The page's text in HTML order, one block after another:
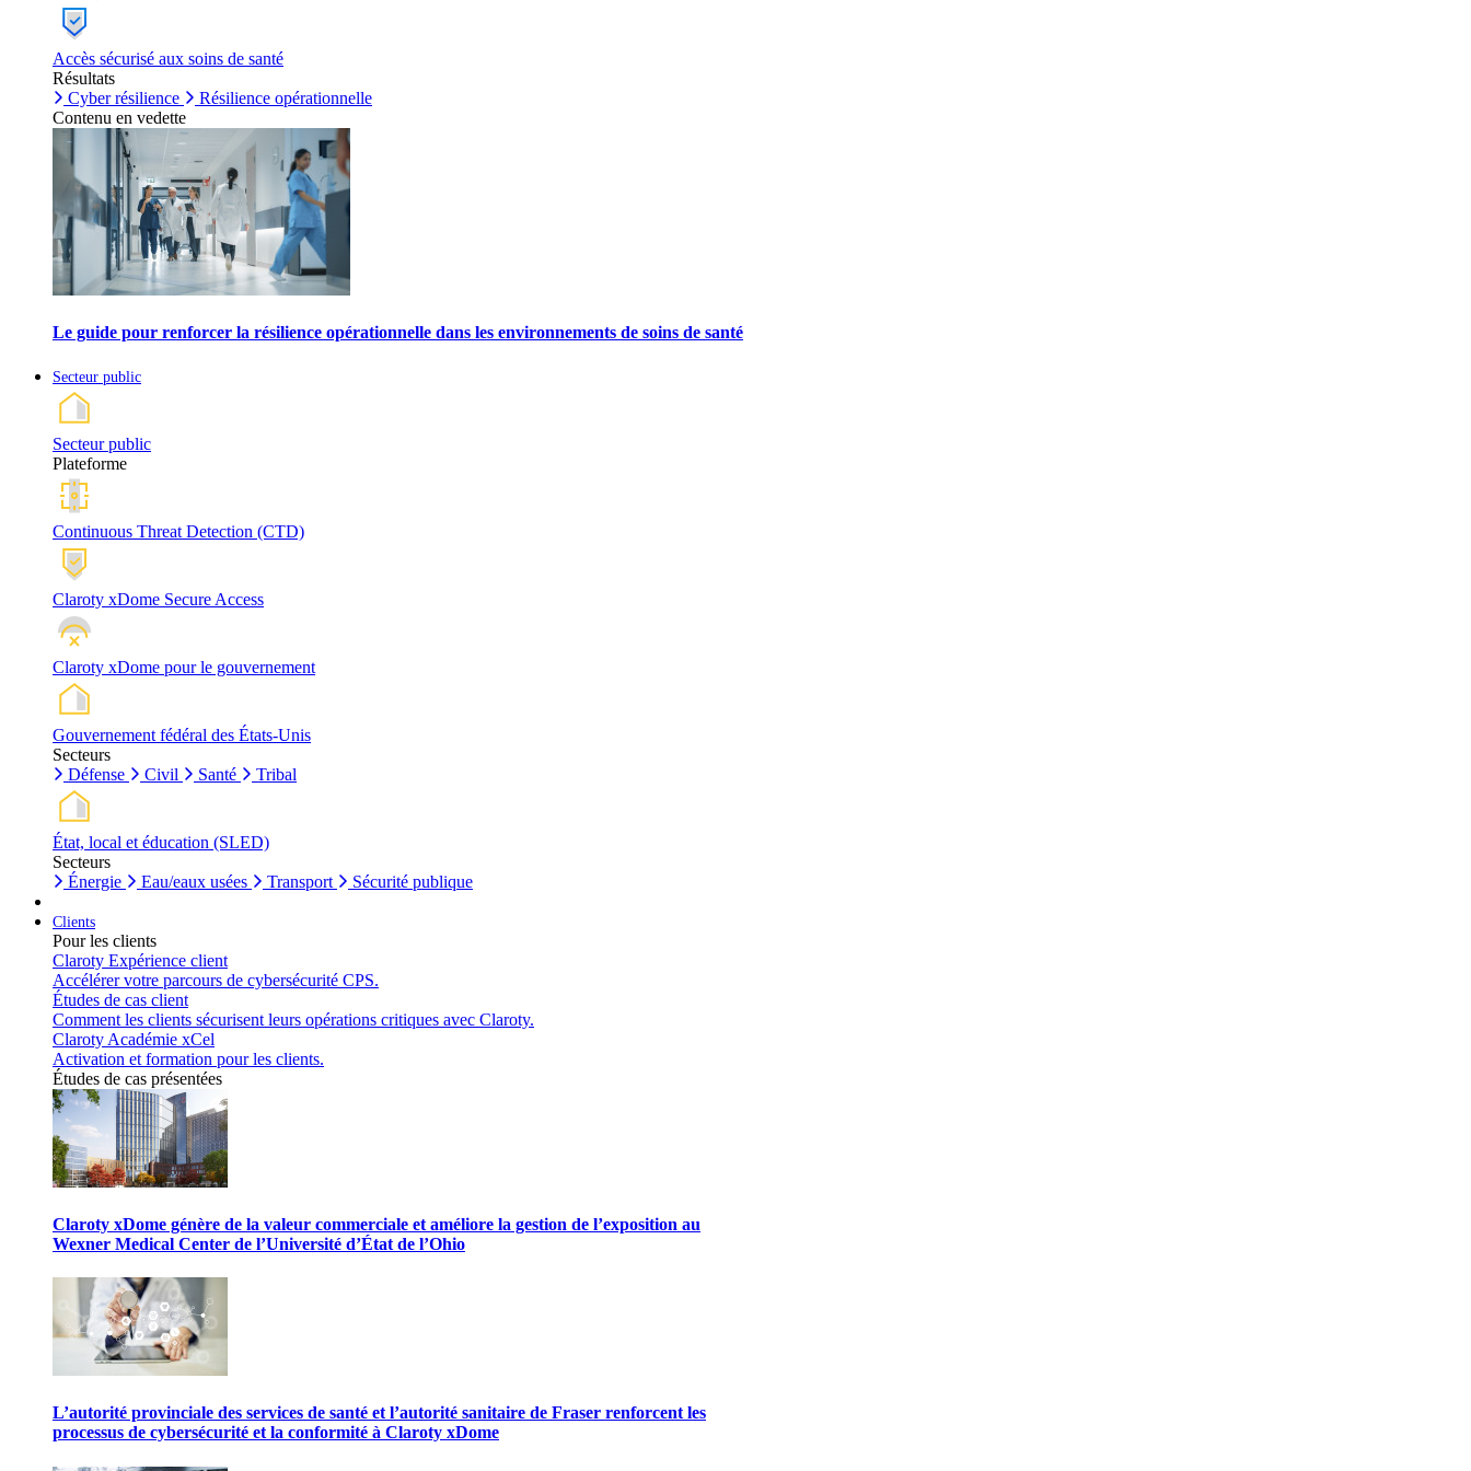
Accès sécurisé aux soins de santé
Résultats
Cyber résilience
Résilience opérationnelle
Contenu en vedette
Le guide pour renforcer la résilience opérationnelle dans les environnements de soins de santé
Secteur public
Secteur public
Plateforme
Continuous Threat Detection (CTD)
Claroty xDome Secure Access
Claroty xDome pour le gouvernement
Gouvernement fédéral des États-Unis
Secteurs
Défense
Civil Santé Tribal
État, local et éducation (SLED)
Secteurs
Énergie
Eau/eaux usées Transport Sécurité publique
Clients
Pour les clients
Claroty Expérience client
Accélérer votre parcours de cybersécurité CPS.
Études de cas client
Comment les clients sécurisent leurs opérations critiques avec Claroty.
Claroty Académie xCel
Activation et formation pour les clients.
Études de cas présentées
Claroty xDome génère de la valeur commerciale et améliore la gestion de l’exposition au
Wexner Medical Center de l’Université d’État de l’Ohio
L’autorité provinciale des services de santé et l’autorité sanitaire de Fraser renforcent les
processus de cybersécurité et la conformité à Claroty xDome